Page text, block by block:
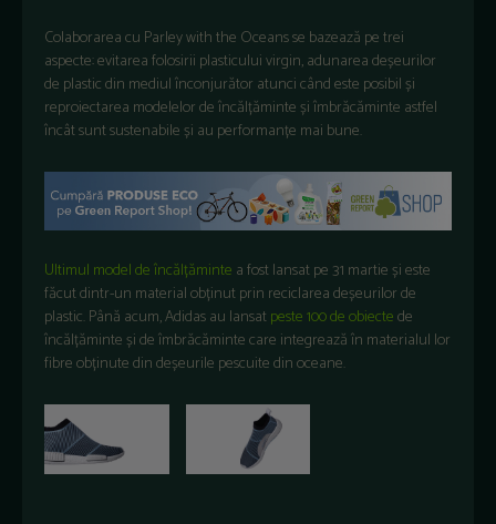
Colaborarea cu Parley with the Oceans se bazează pe trei
aspecte: evitarea folosirii plasticului virgin, adunarea deșeurilor
de plastic din mediul înconjurător atunci când este posibil și
reproiectarea modelelor de încălțăminte și îmbrăcăminte astfel
încât sunt sustenabile și au performanțe mai bune.
Ultimul model de încălțăminte a fost lansat pe 31 martie și este
făcut dintr-un material obținut prin reciclarea deșeurilor de
plastic. Până acum, Adidas au lansatpeste 100 de obiectede
încălțăminte și de îmbrăcăminte care integrează în materialul lor
fibre obținute din deșeurile pescuite din oceane.